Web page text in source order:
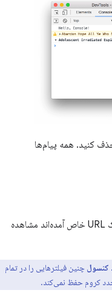
کنید. همه پیام‌ها
وقتی می‌خواهید فقط پیام‌هایی را که از یک URL خاص آمده‌اند مشاهده
کنسول چنین فیلترهایی را در تمام